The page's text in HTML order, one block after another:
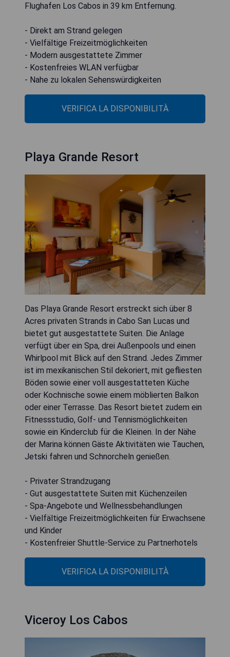
Flughafen Los Cabos in 39 km Entfernung.
- Direkt am Strand gelegen
- Vielfältige Freizeitmöglichkeiten
- Modern ausgestattete Zimmer
- Kostenfreies WLAN verfügbar
- Nahe zu lokalen Sehenswürdigkeiten
VERIFICA LA DISPONIBILITÀ
Playa Grande Resort
Das Playa Grande Resort erstreckt sich über 8
Acres privaten Strands in Cabo San Lucas und
bietet gut ausgestattete Suiten. Die Anlage
verfügt über ein Spa, drei Außenpools und einen
Whirlpool mit Blick auf den Strand. Jedes Zimmer
ist im mexikanischen Stil dekoriert, mit gefliesten
Böden sowie einer voll ausgestatteten Küche
oder Kochnische sowie einem möblierten Balkon
oder einer Terrasse. Das Resort bietet zudem ein
Fitnessstudio, Golf- und Tennismöglichkeiten
sowie ein Kinderclub für die Kleinen. In der Nähe
der Marina können Gäste Aktivitäten wie Tauchen,
Jetski fahren und Schnorcheln genießen.
- Privater Strandzugang
- Gut ausgestattete Suiten mit Küchenzeilen
- Spa-Angebote und Wellnessbehandlungen
- Vielfältige Freizeitmöglichkeiten für Erwachsene
und Kinder
- Kostenfreier Shuttle-Service zu Partnerhotels
VERIFICA LA DISPONIBILITÀ
Viceroy Los Cabos